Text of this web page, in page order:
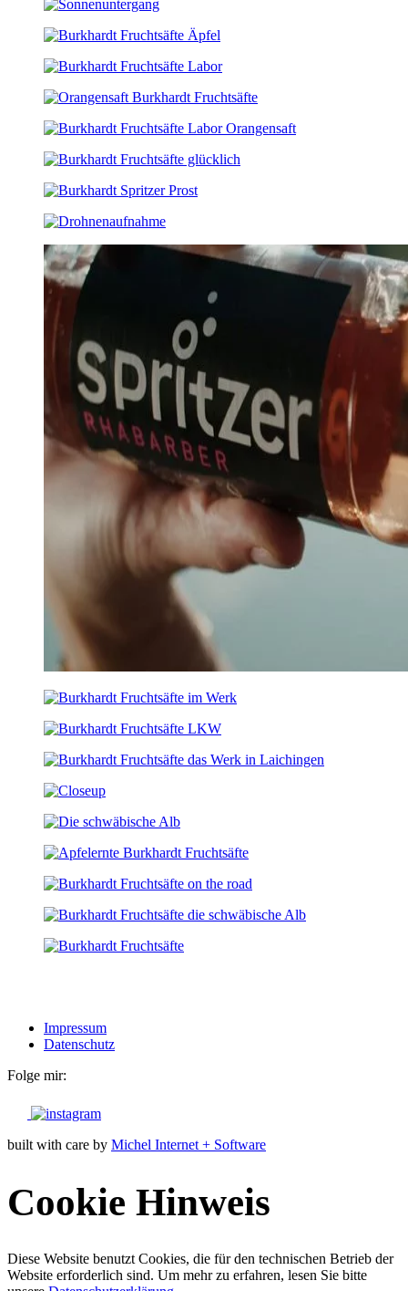
Impressum
Datenschutz
Folge mir:
built with care by Michel Internet + Software
Cookie Hinweis
Diese Website benutzt Cookies, die für den technischen Betrieb der
Website erforderlich sind. Um mehr zu erfahren, lesen Sie bitte